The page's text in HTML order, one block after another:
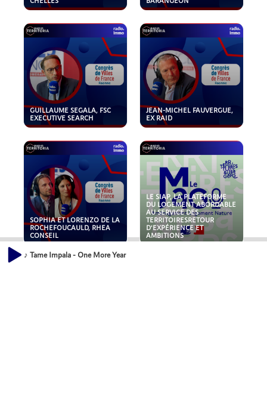
GUILLAUME SEGALA, FSC
EXECUTIVE SEARCH
JEAN-MICHEL FAUVERGUE,
EX RAID
SOPHIA ET LORENZO DE LA
ROCHEFOUCAULD, RHEA
CONSEIL
LE SIAP, LA PLATEFORME
DU LOGEMENT ABORDABLE
AU SERVICE DES
TERRITOIRESRETOUR
D'EXPÉRIENCE ET
AMBITIONS
♪ Tame Impala - One More Year